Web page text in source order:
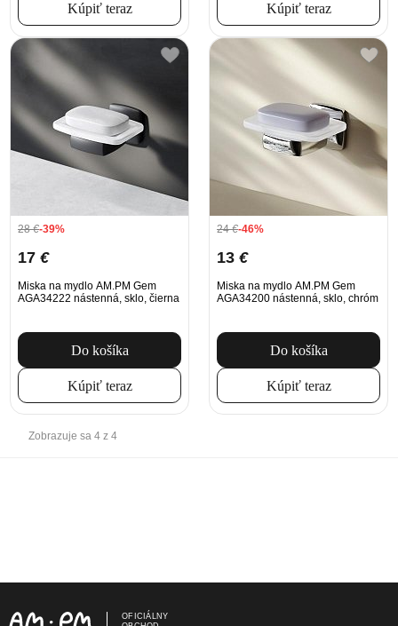
Kúpiť teraz Kúpiť teraz
28€-39%
17 €
Miska na mydlo AM.PM Gem
AGA34222 nástenná, sklo, čierna
Do košíka
Kúpiť teraz
24€-46%
13 €
Miska na mydlo AM.PM Gem
AGA34200 nástenná, sklo, chróm
Do košíka
Kúpiť teraz
Zobrazuje sa 4 z 4
OFICIÁLNY